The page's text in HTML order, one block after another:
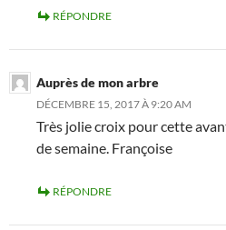
RÉPONDRE
Auprès de mon arbre
DÉCEMBRE 15, 2017 À 9:20 AM
Très jolie croix pour cette
de semaine. Françoise
RÉPONDRE